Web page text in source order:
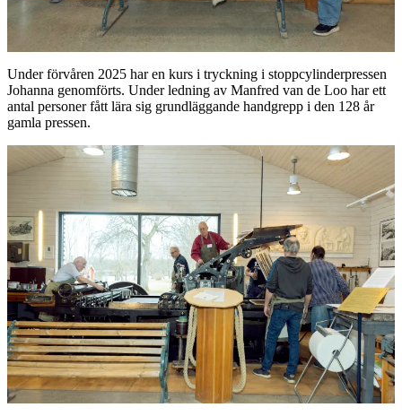
Under förvåren 2025 har en kurs i tryckning i stoppcylinderpressen
Johanna genomförts. Under ledning av Manfred van de Loo har ett
antal personer fått lära sig grundläggande handgrepp i den 128 år
gamla pressen.